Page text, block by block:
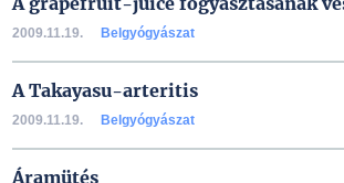
2009.11.19. Belgyógyászat
A Takayasu-arteritis
2009.11.19. Belgyógyászat
Áramütés